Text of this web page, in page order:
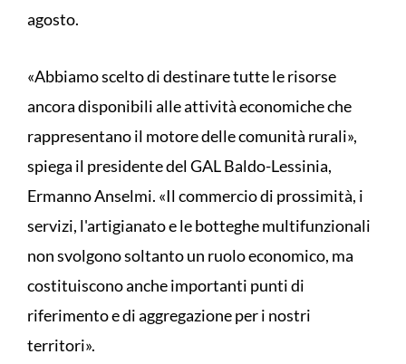
agosto.
«Abbiamo scelto di destinare tutte le risorse
ancora disponibili alle attività economiche che
rappresentano il motore delle comunità rurali»,
spiega il presidente del GAL Baldo-Lessinia,
Ermanno Anselmi. «Il commercio di prossimità, i
servizi, l'artigianato e le botteghe multifunzionali
non svolgono soltanto un ruolo economico, ma
costituiscono anche importanti punti di
riferimento e di aggregazione per i nostri
territori».